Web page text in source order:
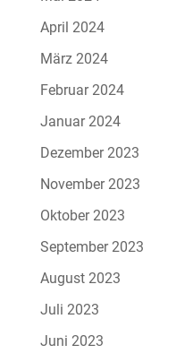
April 2024
März 2024
Februar 2024
Januar 2024
Dezember 2023
November 2023
Oktober 2023
September 2023
August 2023
Juli 2023
Juni 2023